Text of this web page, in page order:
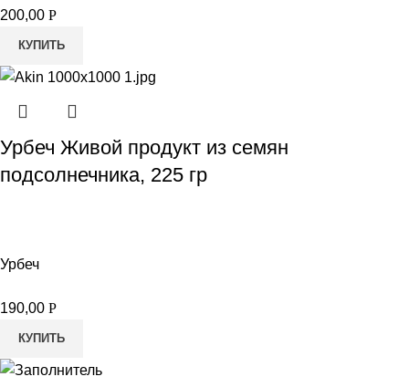
200,00 Р
КУПИТЬ
Урбеч Живой продукт из семян
подсолнечника, 225 гр
Урбеч
190,00 Р
КУПИТЬ